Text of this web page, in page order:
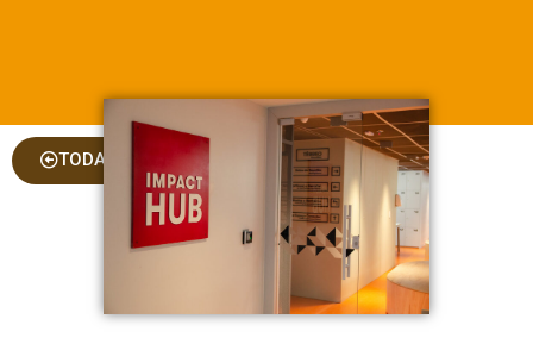
TODAS AS COLUNAS